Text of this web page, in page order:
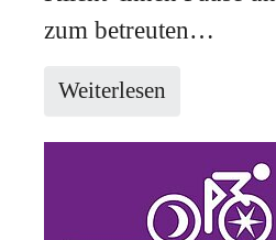
zum betreuten…
Weiterlesen